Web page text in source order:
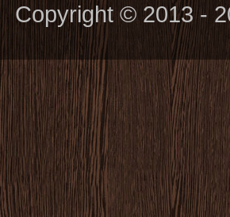
Copyright © 2013 -